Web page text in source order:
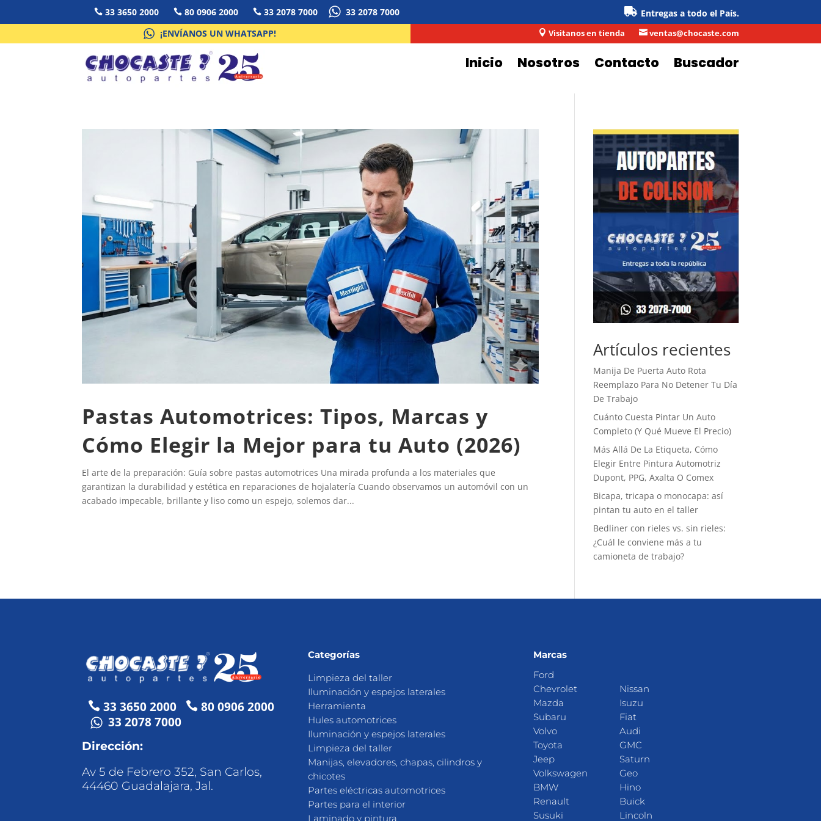
 33 3650 2000  80 0906 2000  33 2078 7000 33 2078 7000
Entregas a todo el País.
¡ENVÍANOS UN WHATSAPP!
 Visitanos en tienda  ventas@chocaste.com
Inicio Nosotros Contacto Buscador
Pastas Automotrices: Tipos, Marcas y
Cómo Elegir la Mejor para tu Auto (2026)
El arte de la preparación: Guía sobre pastas automotrices Una mirada profunda a los materiales que
garantizan la durabilidad y estética en reparaciones de hojalatería Cuando observamos un automóvil con un
acabado impecable, brillante y liso como un espejo, solemos dar...
Artículos recientes
Manija De Puerta Auto Rota
Reemplazo Para No Detener Tu Día
De Trabajo
Cuánto Cuesta Pintar Un Auto
Completo (Y Qué Mueve El Precio)
Más Allá De La Etiqueta, Cómo
Elegir Entre Pintura Automotriz
Dupont, PPG, Axalta O Comex
Bicapa, tricapa o monocapa: así
pintan tu auto en el taller
Bedliner con rieles vs. sin rieles:
¿Cuál le conviene más a tu
camioneta de trabajo?
 33 3650 2000  80 0906 2000
33 2078 7000
Dirección:
Av 5 de Febrero 352, San Carlos,
44460 Guadalajara, Jal.
Categorías
Limpieza del taller
Iluminación y espejos laterales
Herramienta
Hules automotrices
Iluminación y espejos laterales
Limpieza del taller
Manijas, elevadores, chapas, cilindros y
chicotes
Partes eléctricas automotrices
Partes para el interior
Laminado y pintura
Marcas
Ford
Chevrolet
Mazda
Subaru
Volvo
Toyota
Jeep
Volkswagen
BMW
Renault
Susuki
Nissan
Isuzu
Fiat
Audi
GMC
Saturn
Geo
Hino
Buick
Lincoln